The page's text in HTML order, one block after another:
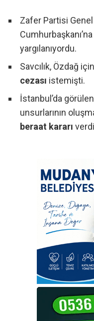
Zafer Partisi Genel
yargılanıyordu.
Savcılık, Özdağ için
cezası istemişti.
İstanbul’da
unsurlarının
beraat kararı